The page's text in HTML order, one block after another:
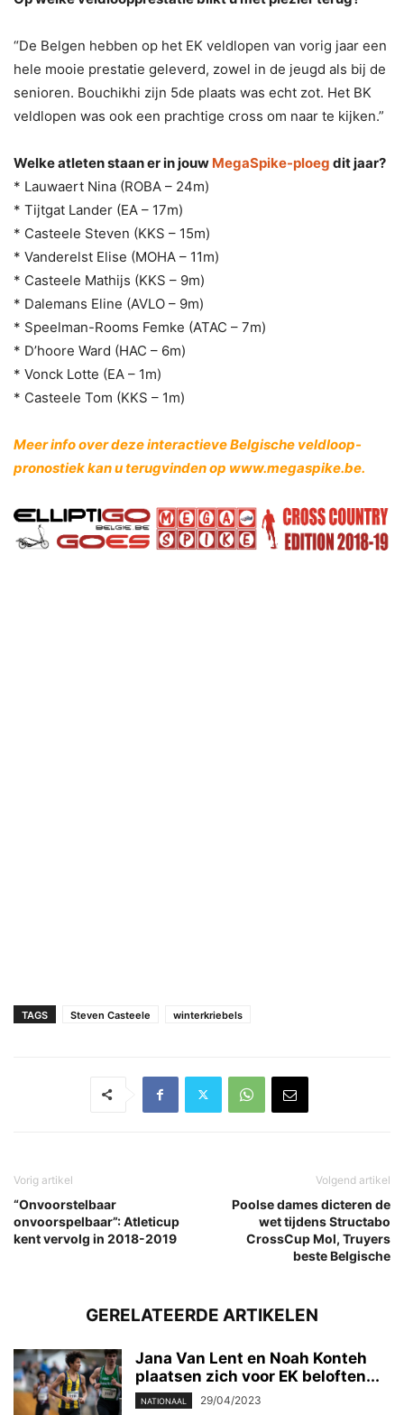
“De Belgen hebben op het EK veldlopen van vorig jaar een
hele mooie prestatie geleverd, zowel in de jeugd als bij de
senioren. Bouchikhi zijn 5de plaats was echt zot. Het BK
veldlopen was ook een prachtige cross om naar te kijken.”
Welke atleten staan er in jouw MegaSpike-ploeg dit jaar?
* Lauwaert Nina (ROBA – 24m)
* Tijtgat Lander (EA – 17m)
* Casteele Steven (KKS – 15m)
* Vanderelst Elise (MOHA – 11m)
* Casteele Mathijs (KKS – 9m)
* Dalemans Eline (AVLO – 9m)
* Speelman-Rooms Femke (ATAC – 7m)
* D’hoore Ward (HAC – 6m)
* Vonck Lotte (EA – 1m)
* Casteele Tom (KKS – 1m)
Meer info over deze interactieve Belgische veldloop-
pronostiek kan u terugvinden op www.megaspike.be.
TAGS Steven Casteele winterkriebels
Vorig artikel
“Onvoorstelbaar
onvoorspelbaar”: Atleticup
kent vervolg in 2018-2019
Volgend artikel
Poolse dames dicteren de
wet tijdens Structabo
CrossCup Mol, Truyers
beste Belgische
GERELATEERDE ARTIKELEN
Jana Van Lent en Noah Konteh
plaatsen zich voor EK beloften...
NATIONAAL 29/04/2023